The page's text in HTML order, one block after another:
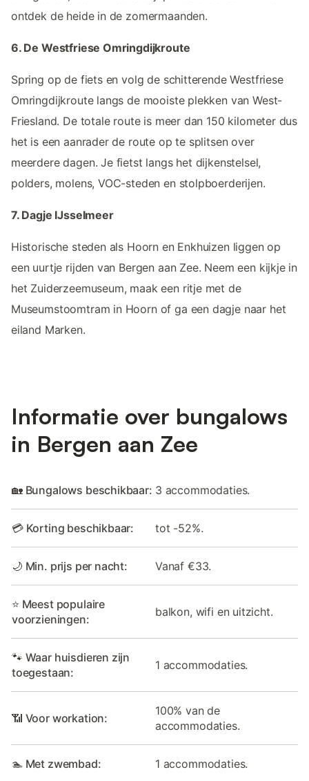
ontdek de heide in de zomermaanden.
6. De Westfriese Omringdijkroute
Spring op de fiets en volg de schitterende Westfriese
Omringdijkroute langs de mooiste plekken van West-
Friesland. De totale route is meer dan 150 kilometer dus
het is een aanrader de route op te splitsen over
meerdere dagen. Je fietst langs het dijkenstelsel,
polders, molens, VOC-steden en stolpboerderijen.
7. Dagje IJsselmeer
Historische steden als Hoorn en Enkhuizen liggen op
een uurtje rijden van Bergen aan Zee. Neem een kijkje in
het Zuiderzeemuseum, maak een ritje met de
Museumstoomtram in Hoorn of ga een dagje naar het
eiland Marken.
Informatie over bungalows
in Bergen aan Zee
🏡 Bungalows beschikbaar: 3 accommodaties.
💳 Korting beschikbaar: tot -52%.
🌙 Min. prijs per nacht: Vanaf €33.
⭐ Meest populaire
voorzieningen:
balkon, wifi en uitzicht.
🐾 Waar huisdieren zijn
toegestaan:
1 accommodaties.
📶 Voor workation:
100% van de
accommodaties.
🏊 Met zwembad: 1 accommodaties.